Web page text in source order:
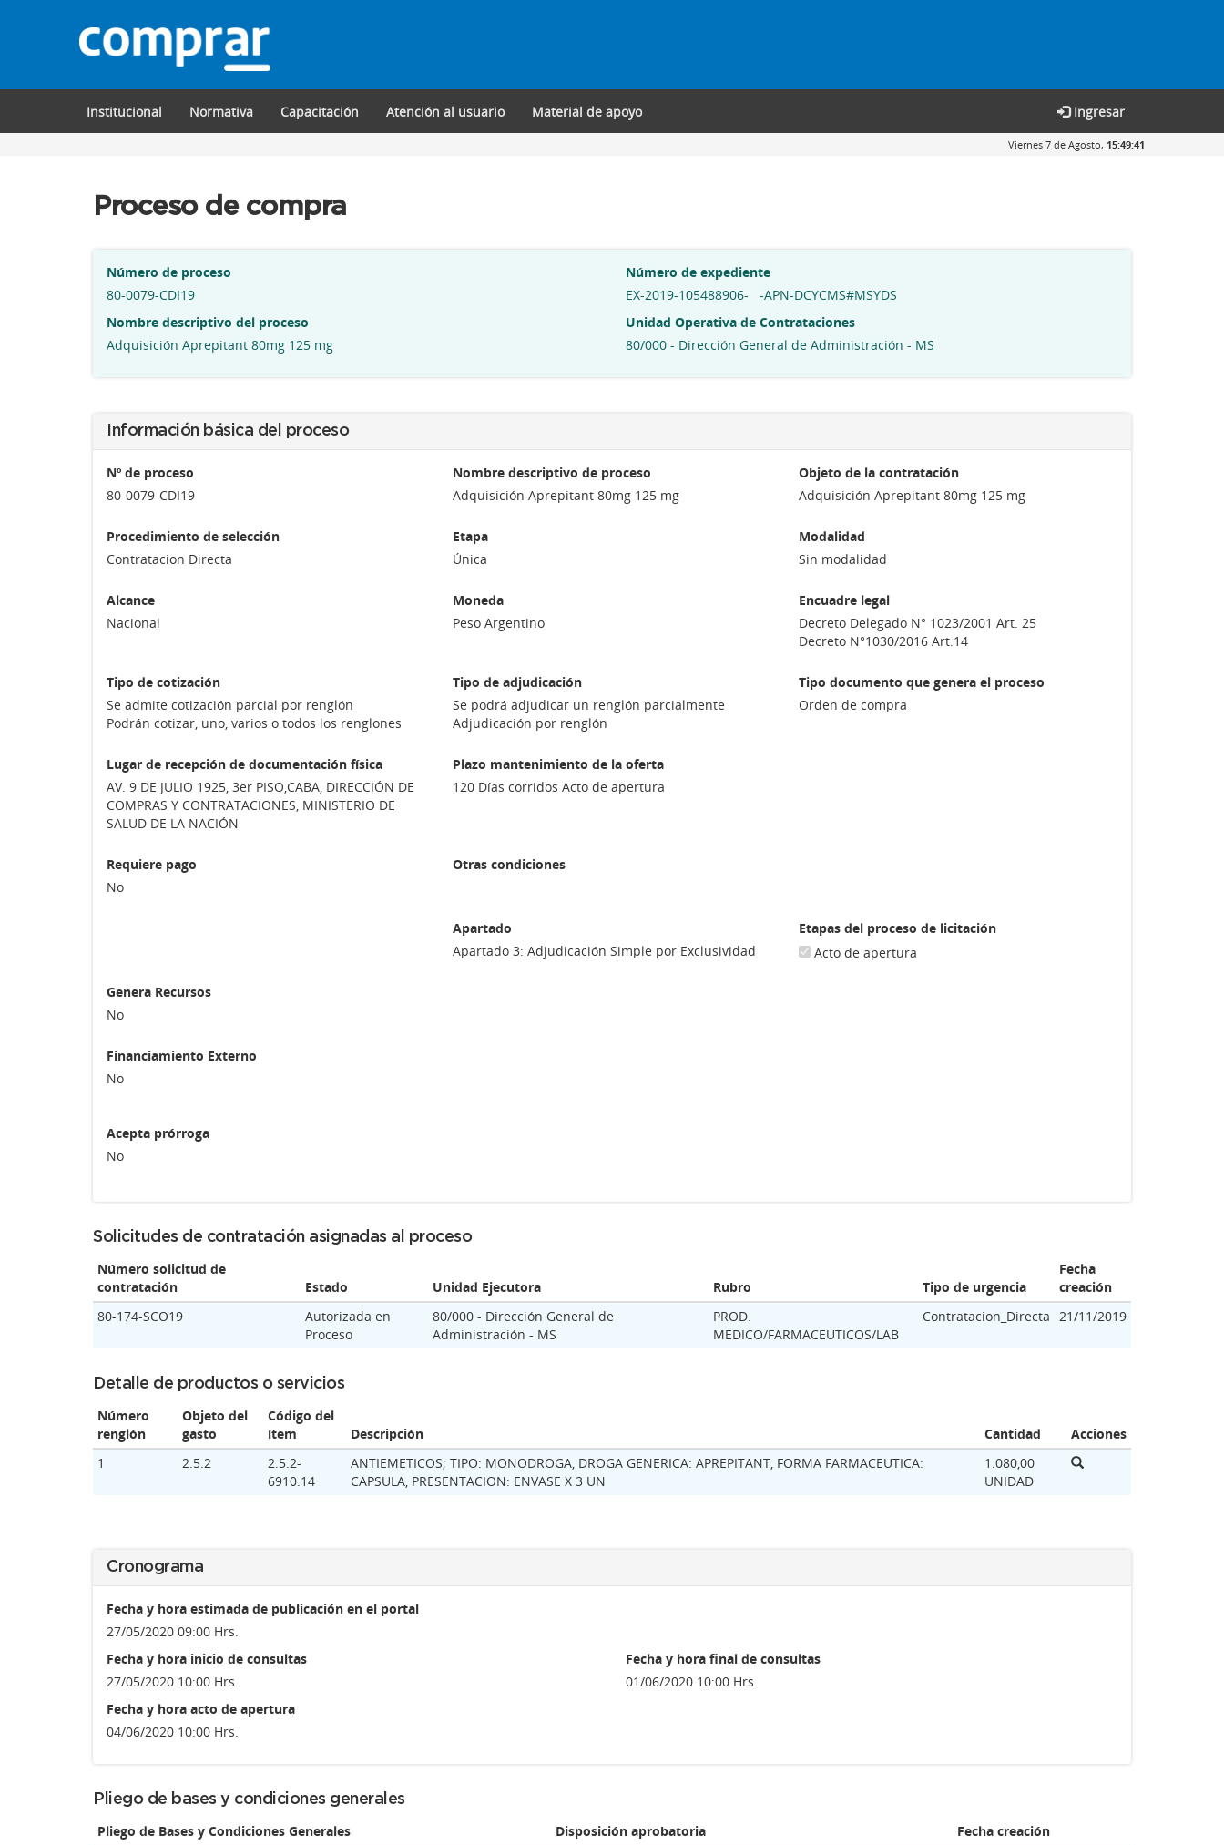
Institucional Normativa Capacitación Atención al usuario Material de apoyo Ingresar
Viernes 7 de Agosto, 15:49:42
Proceso de compra
Número de proceso
80-0079-CDI19
Número de expediente
EX-2019-105488906- -APN-DCYCMS#MSYDS
Nombre descriptivo del proceso
Adquisición Aprepitant 80mg 125 mg
Unidad Operativa de Contrataciones
80/000 - Dirección General de Administración - MS
Información básica del proceso
Nº de proceso
80-0079-CDI19
Nombre descriptivo de proceso
Adquisición Aprepitant 80mg 125 mg
Objeto de la contratación
Adquisición Aprepitant 80mg 125 mg
Procedimiento de selección
Contratacion Directa
Etapa
Única
Modalidad
Sin modalidad
Alcance
Nacional
Moneda
Peso Argentino
Encuadre legal
Decreto Delegado N° 1023/2001 Art. 25
Decreto N°1030/2016 Art.14
Tipo de cotización
Se admite cotización parcial por renglón
Podrán cotizar, uno, varios o todos los renglones
Tipo de adjudicación
Se podrá adjudicar un renglón parcialmente
Adjudicación por renglón
Tipo documento que genera el proceso
Orden de compra
Lugar de recepción de documentación física
AV. 9 DE JULIO 1925, 3er PISO,CABA, DIRECCIÓN DE
COMPRAS Y CONTRATACIONES, MINISTERIO DE
SALUD DE LA NACIÓN
Plazo mantenimiento de la oferta
120 Días corridos Acto de apertura
Requiere pago
No
Otras condiciones
Apartado
Apartado 3: Adjudicación Simple por Exclusividad
Etapas del proceso de licitación
Acto de apertura
Genera Recursos
No
Financiamiento Externo
No
Acepta prórroga
No
Solicitudes de contratación asignadas al proceso
Número solicitud de
contratación
Estado Unidad Ejecutora Rubro Tipo de urgencia
Fecha
creación
80-174-SCO19
Autorizada en
Proceso
80/000 - Dirección General de
Administración - MS
PROD.
MEDICO/FARMACEUTICOS/LAB
Contratacion_Directa 21/11/2019
Detalle de productos o servicios
Número
renglón
Objeto del
gasto
Código del
ítem
Descripción Cantidad
Acciones
1
2.5.2
2.5.2-
6910.14
ANTIEMETICOS; TIPO: MONODROGA, DROGA GENERICA: APREPITANT, FORMA FARMACEUTICA:
CAPSULA, PRESENTACION: ENVASE X 3 UN
1.080,00
UNIDAD
Cronograma
Fecha y hora estimada de publicación en el portal
27/05/2020 09:00 Hrs.
Fecha y hora inicio de consultas
27/05/2020 10:00 Hrs.
Fecha y hora final de consultas
01/06/2020 10:00 Hrs.
Fecha y hora acto de apertura
04/06/2020 10:00 Hrs.
Pliego de bases y condiciones generales
Pliego de Bases y Condiciones Generales Disposición aprobatoria
Fecha creación